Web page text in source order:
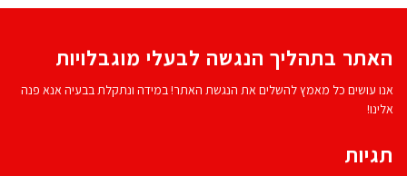
האתר בתהליך הנגשה לבעלי מוגבלויות
אנו עושים כל מאמץ להשלים את הנגשת האתר! במידה ונתקלת בבעיה אנא פנה
אלינו!
תגיות